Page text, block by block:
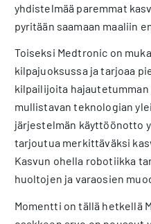
yhdistelmää paremmat
pyritään saamaan maaliin
Toiseksi Medtronic on
kilpajuoksussa ja tarjoaa
kilpailijoita
mullistavan teknologian
järjestelmän käyttöönotto
tarjoutua merkittäväksi
Kasvun ohella robotiikka
huoltojen ja varaosien
Momentti on tällä hetkellä